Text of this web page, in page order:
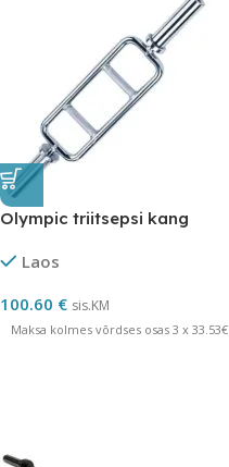
Olympic triitsepsi kang
Laos
100.60 € sis.KM
Maksa kolmes võrdses osas 3 x 33.53€